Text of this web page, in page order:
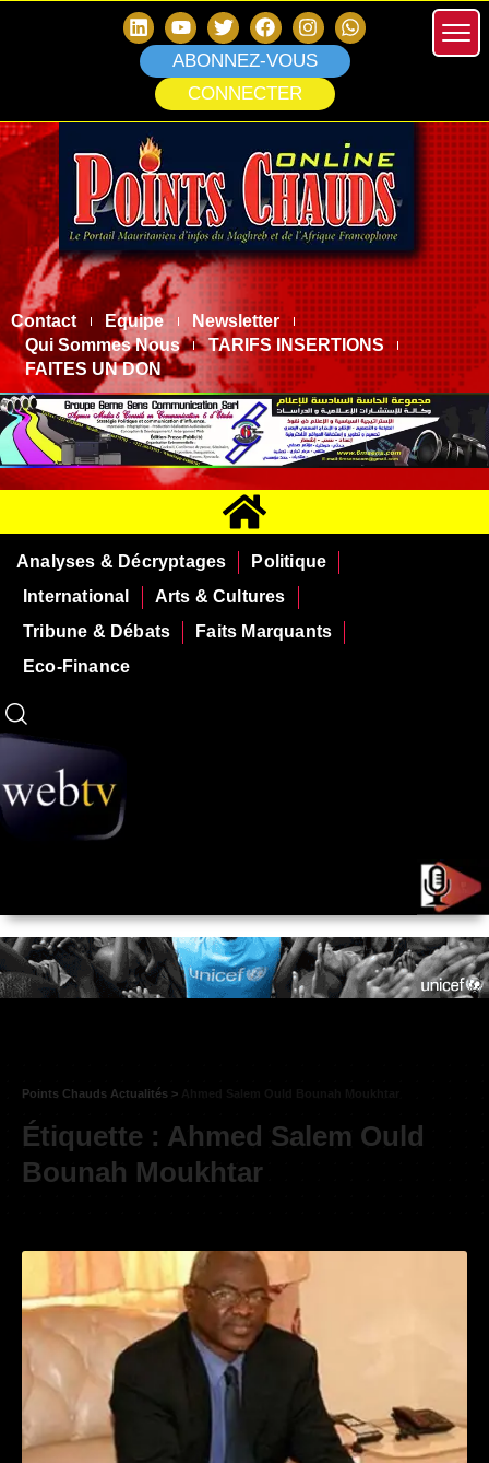
ABONNEZ-VOUS
CONNECTER
Contact Equipe
Newsletter
Qui Sommes Nous
TARIFS INSERTIONS
FAITES UN DON
Analyses & Décryptages
Politique
International
Arts & Cultures
Tribune & Débats
Faits Marquants
Eco-Finance
Points Chauds Actualités >
Étiquette : Ahmed Salem Ould
Bounah Moukhtar